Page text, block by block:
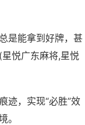
是能拿到好牌，甚
悦广东麻将,星悦
迹，实现“必胜”效
。